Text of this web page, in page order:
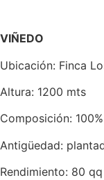
VIÑEDO
Ubicación: Finca
Altura: 1200 mts
Composición:
Antigüedad:
Rendimiento: 80